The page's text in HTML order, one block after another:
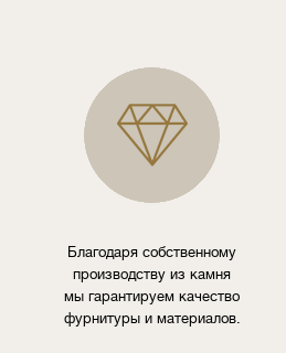
Благодаря собственному
производству из камня
мы гарантируем качество
фурнитуры и материалов.